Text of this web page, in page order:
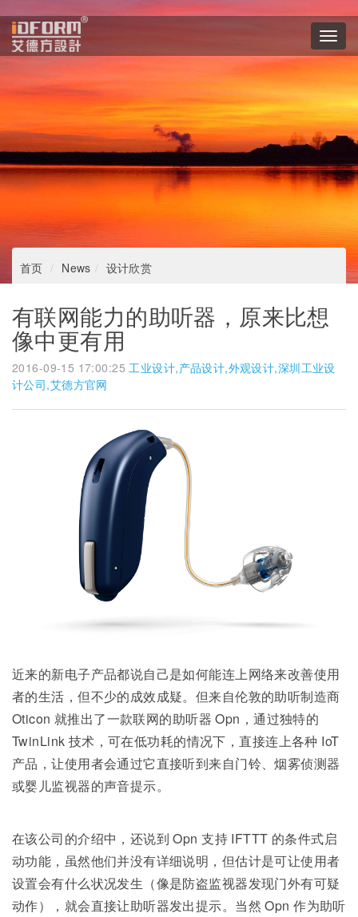
首页 News 设计欣赏
​有联网能力的助听器，原来比想
像中更有用
2016-09-15 17:00:25 工业设计,产品设计,外观设计,深圳工业设
计公司,艾德方官网
近来的新电子产品都说自己是如何能连上网络来改善使用
者的生活，但不少的成效成疑。但来自伦敦的助听制造商
Oticon 就推出了一款联网的助听器 Opn，通过独特的
TwinLink 技术，可在低功耗的情况下，直接连上各种 IoT
产品，让使用者会通过它直接听到来自门铃、烟雾侦测器
或婴儿监视器的声音提示。
在该公司的介绍中，还说到 Opn 支持 IFTTT 的条件式启
动功能，虽然他们并没有详细说明，但估计是可让使用者
设置会有什么状况发生（像是防盗监视器发现门外有可疑
动作），就会直接让助听器发出提示。当然 Opn 作为助听